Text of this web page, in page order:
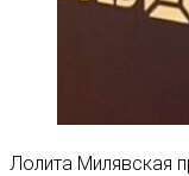
Лолита Милявская